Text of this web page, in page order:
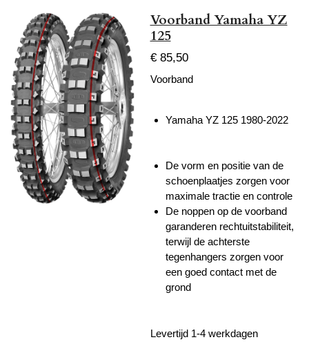
Voorband Yamaha YZ
125
€ 85,50
Voorband
Yamaha YZ 125 1980-2022
De vorm en positie van de
schoenplaatjes zorgen voor
maximale tractie en controle
De noppen op de voorband
garanderen rechtuitstabiliteit,
terwijl de achterste
tegenhangers zorgen voor
een goed contact met de
grond
Levertijd 1-4 werkdagen